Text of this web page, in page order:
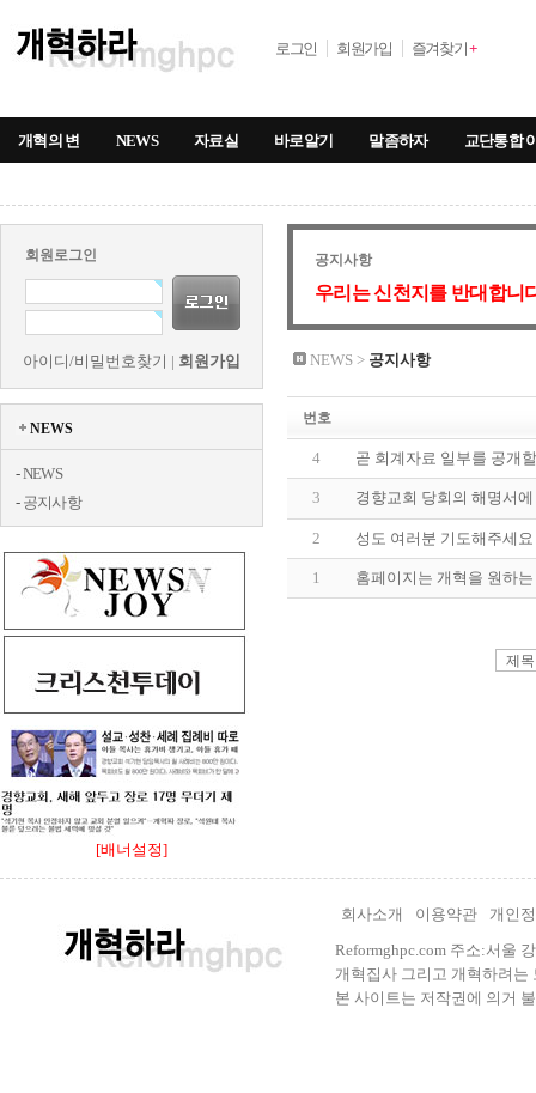
로그인 회원가입 즐겨찾기+
개혁의 변 NEWS 자료실 바로알기 말좀하자 교단통합
회원로그인
아이디/비밀번호찾기 | 회원가입
NEWS
-NEWS
- 공지사항
[배너설정]
공지사항
우리는 신천지를 반대합니
NEWS > 공지사항
번호
4 곧 회계자료 일부를 공개
3 경향교회 당회의 해명서
2 성도 여러분 기도해주세요
1 홈페이지는 개혁을 원하
회사소개 이용약관
개인
Reformghpc.com 주소:서울
개혁집사 그리고 개혁하려는
본 사이트는 저작권에 의거